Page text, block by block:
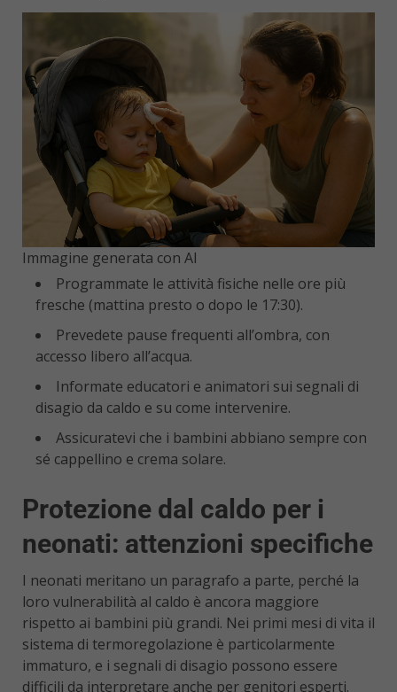
Immagine generata con AI
Programmate le attività fisiche nelle ore più
fresche (mattina presto o dopo le 17:30).
Prevedete pause frequenti all’ombra, con
accesso libero all’acqua.
Informate educatori e animatori sui segnali di
disagio da caldo e su come intervenire.
Assicuratevi che i bambini abbiano sempre con
sé cappellino e crema solare.
Protezione dal caldo per i
neonati: attenzioni specifiche
I neonati meritano un paragrafo a parte, perché la
loro vulnerabilità al caldo è ancora maggiore
rispetto ai bambini più grandi. Nei primi mesi di vita il
sistema di termoregolazione è particolarmente
immaturo, e i segnali di disagio possono essere
difficili da interpretare anche per genitori esperti.